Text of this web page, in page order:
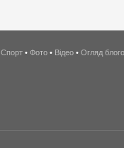
Спорт • Фото • Відео • Огляд